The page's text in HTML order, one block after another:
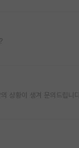
상황이 생겨 문의드립니다.